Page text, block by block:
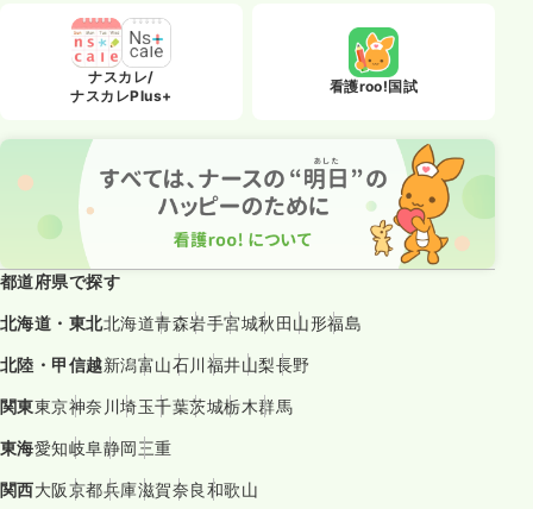
ナスカレ/
ナスカレPlus+
看護roo!国試
都道府県で探す
北海道・東北北海道青森岩手宮城秋田山形福島
北陸・甲信越新潟富山石川福井山梨長野
関東東京神奈川埼玉千葉茨城栃木群馬
東海愛知岐阜静岡三重
関西大阪京都兵庫滋賀奈良和歌山